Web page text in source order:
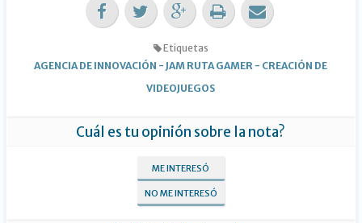
Etiquetas
AGENCIA DE INNOVACIÓN -JAM RUTA GAMER - CREACIÓN DE
VIDEOJUEGOS
Cuál es tu opinión sobre la nota?
ME INTERESÓ
NO ME INTERESÓ